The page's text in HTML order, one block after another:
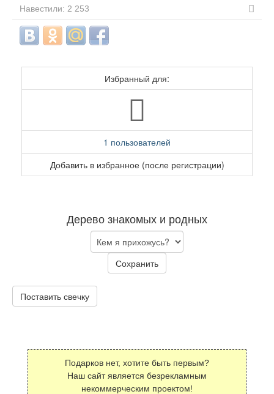
Навестили: 2 253
Избранный для:
1 пользователей
Добавить в избранное (после регистрации)
Дерево знакомых и родных
Сохранить
Поставить свечку
Подарков нет, хотите быть первым?
Наш сайт является безрекламным
некоммерческим проектом!